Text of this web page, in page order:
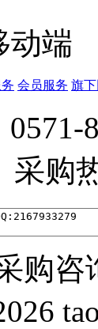
动端
会员服务 旗
购
购咨